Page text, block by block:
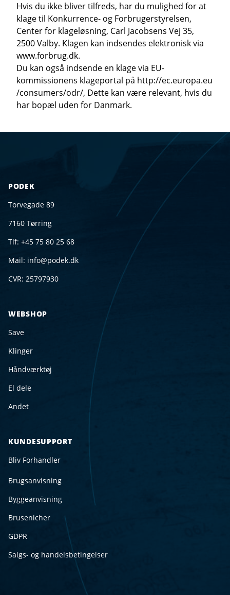
Hvis du ikke bliver tilfreds, har du mulighed for at
klage til Konkurrence- og Forbrugerstyrelsen,
Center for klageløsning, Carl Jacobsens Vej 35,
2500 Valby. Klagen kan indsendes elektronisk via
www.forbrug.dk.
Du kan også indsende en klage via EU-
kommissionens klageportal på http://ec.europa.eu
/consumers/odr/, Dette kan være relevant, hvis du
har bopæl uden for Danmark.
PODEK
Torvegade 89
7160 Tørring
Tlf: +45 75 80 25 68
Mail: info@podek.dk
CVR: 25797930
WEBSHOP
Save
Klinger
Håndværktøj
El dele
Andet
KUNDESUPPORT
Bliv Forhandler
Brugsanvisning
Byggeanvisning
Brusenicher
GDPR
Salgs- og handelsbetingelser